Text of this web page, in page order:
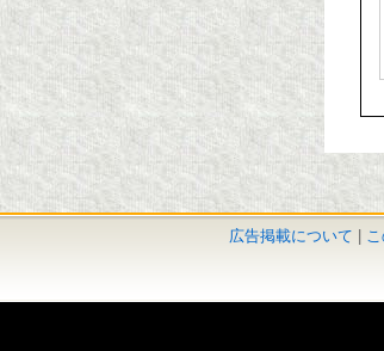
広告掲載について